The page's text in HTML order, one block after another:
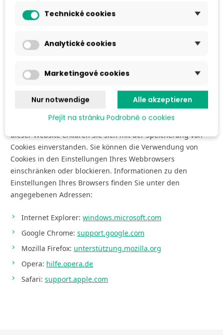
Seznam Sklik, Zbozi.cz (Drittanbieter) - für
an bestimmten Produkten verwendet.
Ermittlung des Interesses an bestimmten Produkten.
Zustimmung zur Speicherung von CookiesDie meisten
Browser akzeptieren Cookies automatisch, sofern der
Browser nicht anders eingestellt ist. Durch die Nutzung
dieser Website erklären Sie sich mit der Speicherung von
Cookies einverstanden. Sie können die Verwendung von
Cookies in den Einstellungen Ihres Webbrowsers
einschränken oder blockieren. Informationen zu den
Einstellungen Ihres Browsers finden Sie unter den
angegebenen Adressen:
Internet Explorer: windows.microsoft.com
Google Chrome: support.google.com
Mozilla Firefox: unterstützung.mozilla.org
Opera: hilfe.opera.de
Safari: support.apple.com
Technické cookies
Analytické cookies
Marketingové cookies
Nur notwendige
Alle akzeptieren
Přejít na stránku Podrobně o cookies